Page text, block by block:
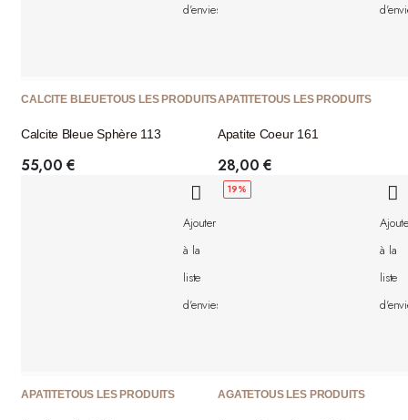
d'envies
CALCITE BLEUETOUS LES PRODUITS
Calcite Bleue Sphère 113
55,00€
APATITETOUS LES PRODUITS
Apatite Coeur 161
28,00€
Ajouter
à la
liste
d'envies
APATITETOUS LES PRODUITS
19%
à la
liste
AGATETOUS LES PRODUITS